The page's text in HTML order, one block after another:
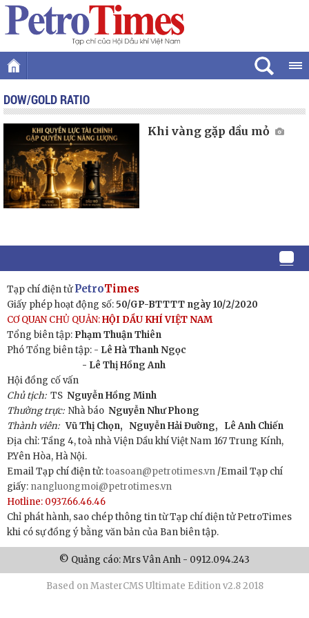
DOW/GOLD RATIO
Khi vàng gặp dầu mỏ
Tạp chí điện tửPetroTimes
Giấy phép hoạt động số: 50/GP-BTTTT ngày 10/2/2020
CƠ QUAN CHỦ QUẢN:HỘI DẦU KHÍ VIỆT NAM
Tổng biên tập: Phạm Thuận Thiên
Phó Tổng biên tập: - Lê Hà Thanh Ngọc
- Lê Thị Hồng Anh
Hội đồng cố vấn
Chủ tịch:TS Nguyễn Hồng Minh
Thường trực: Nhà báo Nguyễn Như Phong
Thành viên: Vũ Thị Chọn, Nguyễn Hải Đường,
Lê Anh Chiến
Địa chỉ: Tầng 4, toà nhà Viện Dầu khí Việt Nam 167 Trung Kính,
P.Yên Hòa, Hà Nội.
Email Tạp chí điện tử:toasoan@petrotimes.vn /Email Tạp chí
giấy: nangluongmoi@petrotimes.vn
Hotline: 0937.66.46.46
Chỉ phát hành, sao chép thông tin từ Tạp chí điện tử PetroTimes
khi có sự đồng ý bằng văn bản của Ban biên tập.
© Quảng cáo: Mrs Vân Anh - 0912.094.243
Based on MasterCMS Ultimate Edition v2.8 2018